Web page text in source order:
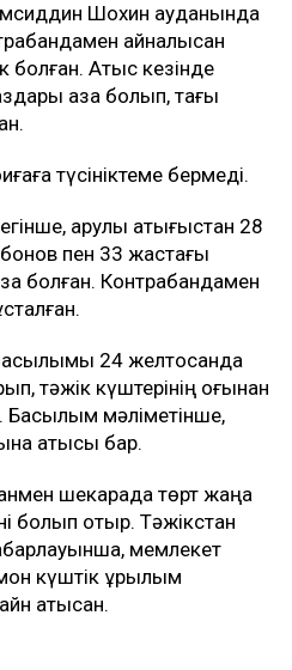
Шохин ауданында
айналысқан
болған. Атыс кезінде
қаза болып, тағы
түсініктеме бермеді.
қарулы қақтығыстан 28
пен 33 жастағы
болған. Контрабандамен
24 желтоқсанда
тәжік күштерінің оғынан
Басылым мәліметінше,
қатысы бар.
шекарада төрт жаңа
болып отыр. Тәжікстан
мемлекет
күштік құрылым
қатысқан.